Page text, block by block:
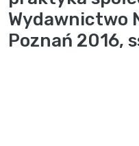
Wydawnictwo
Poznań 2016,